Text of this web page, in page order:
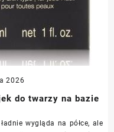
2026
do twarzy na bazie
wygląda na półce, ale